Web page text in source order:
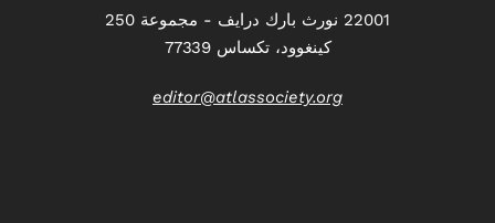
22001 نورث بارك درايف - مجموعة 250
كينغوود، تكساس 77339
editor@atlassociety.org